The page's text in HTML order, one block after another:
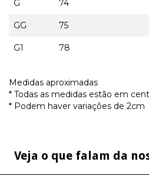
G 74
GG 75
G1 78
Medidas aproximadas
* Todas as medidas estão em
* Podem haver variações de 2cm
Veja o que falam da